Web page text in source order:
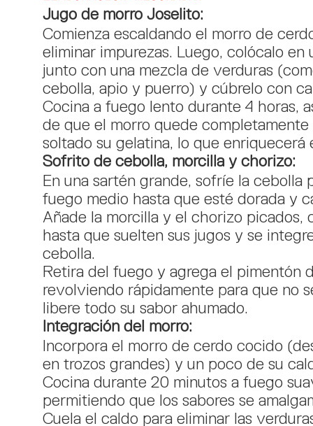
Jugo de morro Joselito:
Comienza escaldando el morro de
eliminar impurezas. Luego, colócalo en
junto con una mezcla de verduras
cebolla, apio y puerro) y cúbrelo con
Cocina a fuego lento durante 4 horas,
de que el morro quede
soltado su gelatina, lo que enriquecerá
Sofrito de cebolla, morcilla y chorizo:
En una sartén grande, sofríe la cebolla
fuego medio hasta que esté dorada y
Añade la morcilla y el chorizo picados,
hasta que suelten sus jugos y se
cebolla.
Retira del fuego y agrega el pimentón
revolviendo rápidamente para que no
libere todo su sabor ahumado.
Integración del morro:
Incorpora el morro de cerdo cocido
en trozos grandes) y un poco de su
Cocina durante 20 minutos a fuego
permitiendo que los sabores se
Cuela el caldo para eliminar las